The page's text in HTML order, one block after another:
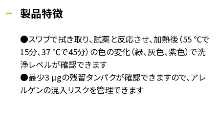
製品特徴
●スワブで拭き取り、試薬と反応させ、加熱後（55 ℃で
15分、37 ℃で45分）の色の変化（緑、灰色、紫色）で洗
浄レベルが確認できます
●最少3 μgの残留タンパクが確認できますので、アレ
ルゲンの混入リスクを管理できます